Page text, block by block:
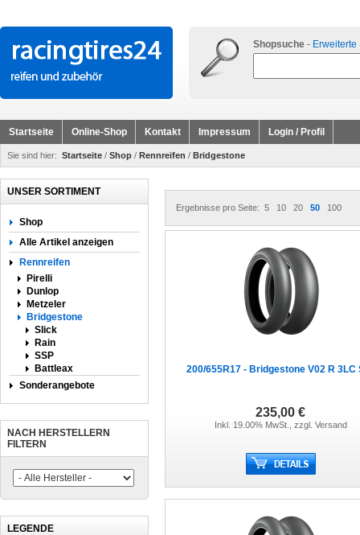
Shopsuche - Erweiterte
Startseite Online-Shop Kontakt Impressum Login / Profil
Sie sind hier: Startseite / Shop / Rennreifen / Bridgestone
UNSER SORTIMENT
Shop
Alle Artikel anzeigen
Rennreifen
Pirelli
Dunlop
Metzeler
Bridgestone
Slick
Rain
SSP
Battleax
Sonderangebote
NACH HERSTELLERN
FILTERN
LEGENDE
Ergebnisse pro Seite: 5 10 20 50 100
200/655R17 - Bridgestone V02 R 3LC
235,00 €
Inkl. 19.00% MwSt., zzgl. Versand